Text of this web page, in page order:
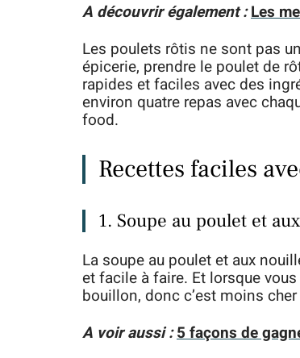
A découvrir également :Les
Les poulets rôtis ne sont pas
épicerie, prendre le poulet de
rapides et faciles avec des
environ quatre repas avec
food.
Recettes faciles
1. Soupe au poulet et
La soupe au poulet et aux
et facile à faire. Et lorsque
bouillon, donc c’est moins
A voir aussi :5 façons de